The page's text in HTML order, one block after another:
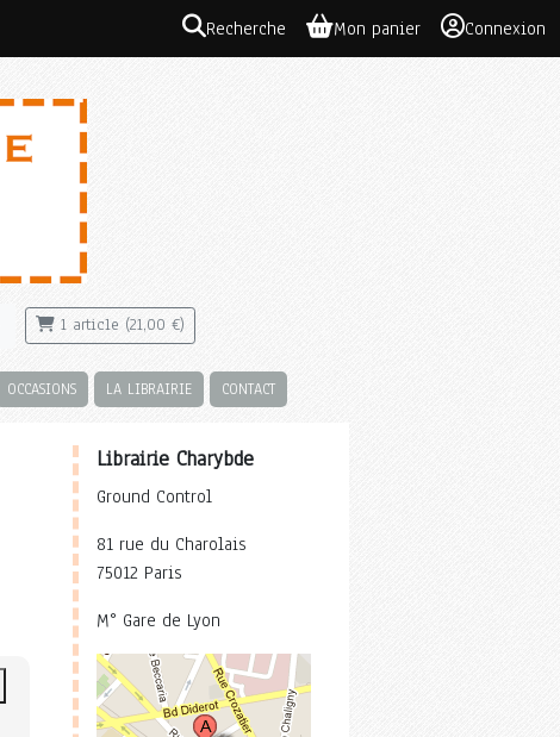
Recherche Mon panier Connexion
1 article (21,00 €)
OCCASIONS LA LIBRAIRIE CONTACT
Librairie Charybde
Ground Control
81 rue du Charolais
75012 Paris
M° Gare de Lyon